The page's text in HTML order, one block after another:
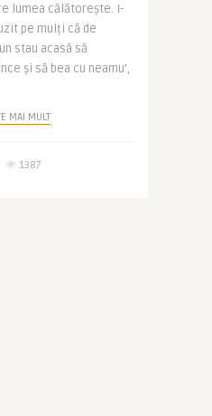
lumea călătorește. I-
pe mulți că de
stau acasă să
și să bea cu neamu’,
MAI MULT
1387